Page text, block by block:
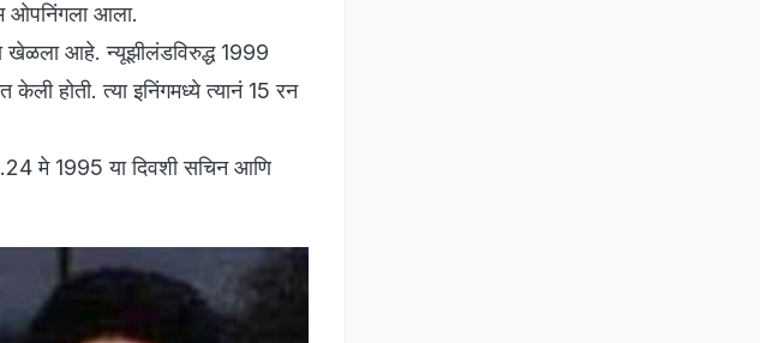
ओपनिंगला आला.
खेळला आहे. न्यूझीलंडविरुद्ध 1999
केली होती. त्या इनिंगमध्ये त्यानं 15 रन
मे 1995 या दिवशी सचिन आणि